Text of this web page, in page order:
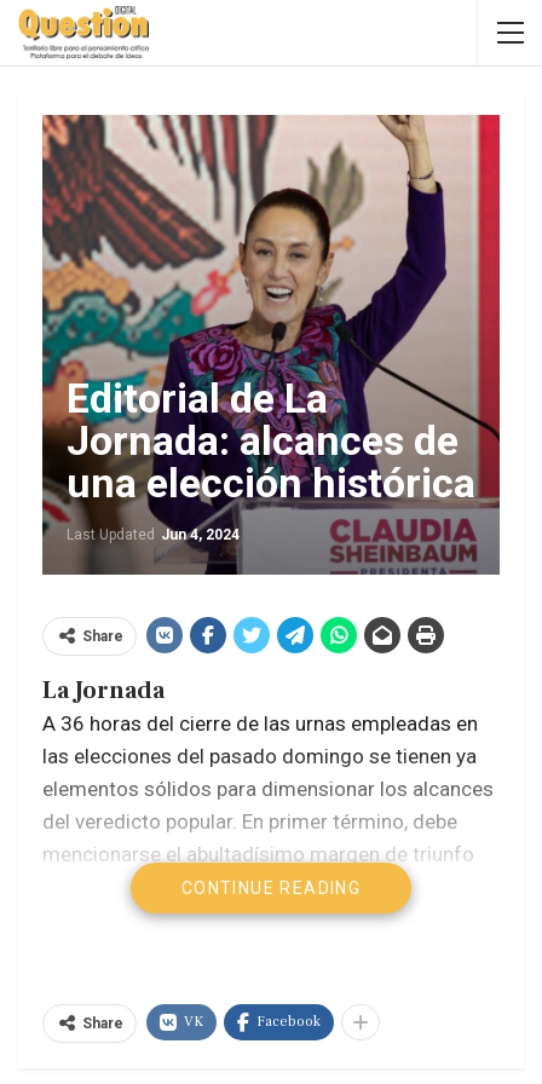
Editorial de La
Jornada: alcances de
una elección histórica
Last Updated Jun 4, 2024
Share
La Jornada
A 36 horas del cierre de las urnas empleadas en
las elecciones del pasado domingo se tienen ya
elementos sólidos para dimensionar los alcances
del veredicto popular. En primer término, debe
mencionarse el abultadísimo margen de triunfo
de Claudia Sheinbaum Pardo, candidata
presidencial de la coalición Sigamos Haciendo
agrupada en el frente Fuerza y Corazón por
México, Xóchitl Gálvez. Con la casi totalidad de
CONTINUE READING
Share VK Facebook